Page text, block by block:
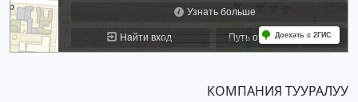
КОМПАНИЯ ТУУРАЛУУ